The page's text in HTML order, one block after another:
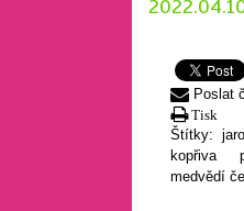
Poslat
Tisk
Štítky:
kopřiva
medvědí